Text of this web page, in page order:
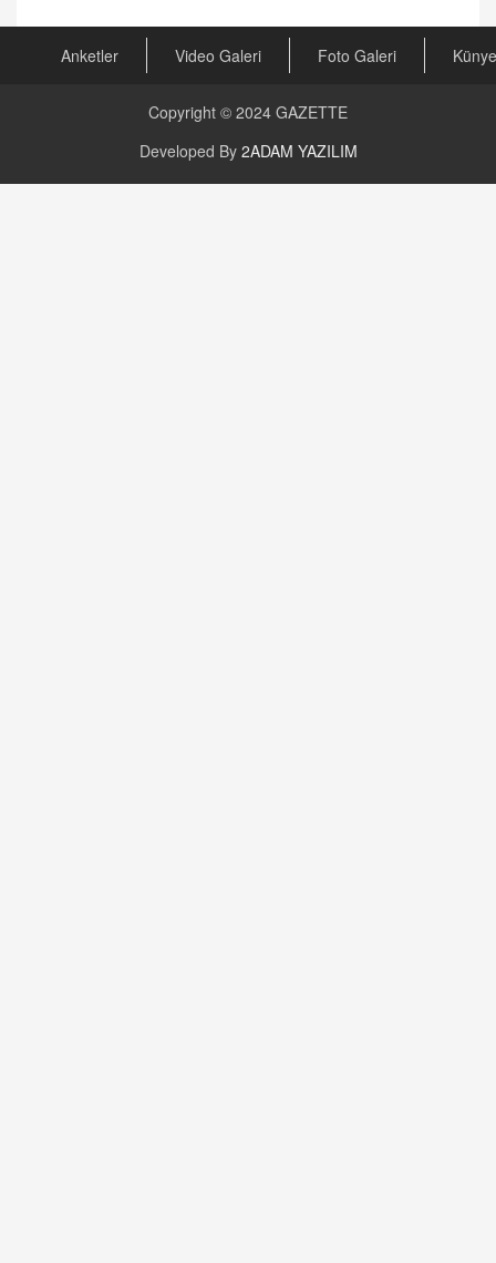
23.09.2023 16:30
CAN UĞURATEŞ
16.12.2024 14:16
GÜNLÜK BURÇ YORUMU
Anketler Video Galeri Foto Galeri Künye
Copyright © 2024 GAZETTE
Developed By 2ADAM YAZILIM